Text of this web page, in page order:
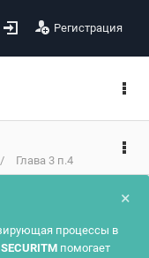
Регистрация
Глава 3 п.4
×
процессы в
SECURITM помогает